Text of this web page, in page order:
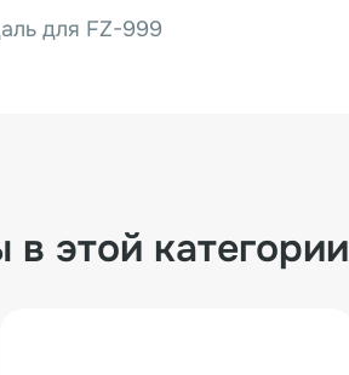
для FZ-999
этой категории